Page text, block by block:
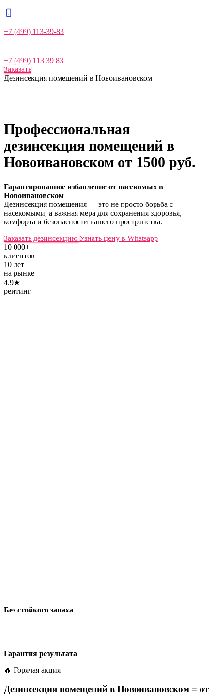
+7 (499) 113-39-83
+7 (499) 113 39 83
Заказать
Дезинсекция помещений в Новоивановском
Профессиональная
дезинсекция помещений в
Новоивановском от 1500 руб.
Гарантированное избавление от насекомых в
Новоивановском
Дезинсекция помещения — это не просто борьба с
насекомыми, а важная мера для сохранения здоровья,
комфорта и безопасности вашего пространства.
Заказать дезинсекцию Узнать цену в Whatsapp
10 000+
клиентов
10 лет
на рынке
4.9★
рейтинг
Без стойкого запаха
Гарантия результата
🔥 Горячая акция
Дезинсекция помещений в Новоивановском = от